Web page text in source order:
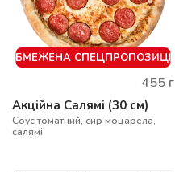
ОБМЕЖЕНА СПЕЦПРОПОЗИЦІЯ
455 г
Акційна Салямі (30 см)
Соус томатний, сир моцарела,
салямі